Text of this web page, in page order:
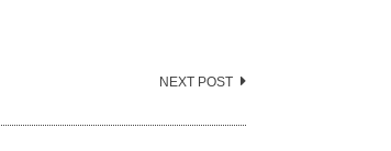
NEXT POST